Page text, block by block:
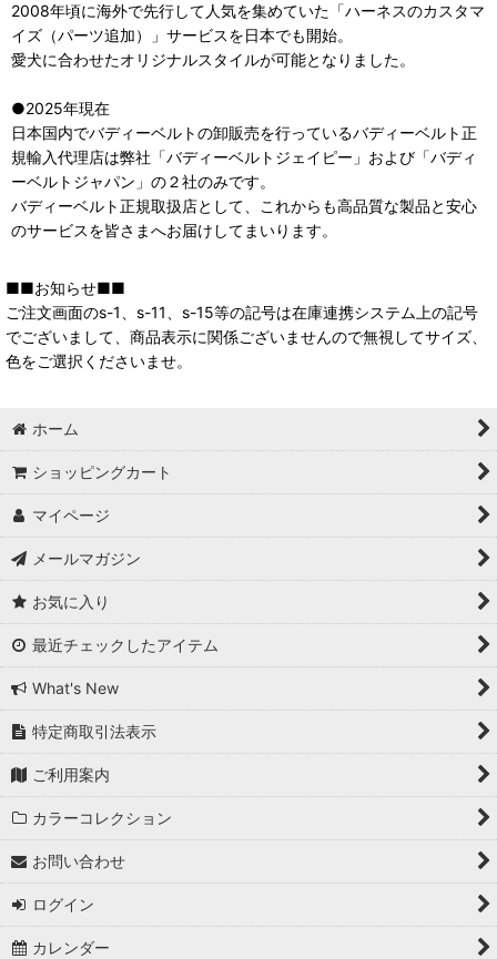
2008年頃に海外で先行して人気を集めていた「ハーネスのカスタマ
イズ（パーツ追加）」サービスを日本でも開始。
愛犬に合わせたオリジナルスタイルが可能となりました。
●2025年現在
日本国内でバディーベルトの卸販売を行っているバディーベルト正
規輸入代理店は弊社「バディーベルトジェイピー」および「バディ
ーベルトジャパン」の２社のみです。
バディーベルト正規取扱店として、これからも高品質な製品と安心
のサービスを皆さまへお届けしてまいります。
■■お知らせ■■
ご注文画面のs-1、s-11、s-15等の記号は在庫連携システム上の記号
でございまして、商品表示に関係ございませんので無視してサイズ、
色をご選択くださいませ。
ホーム
ショッピングカート
マイページ
メールマガジン
お気に入り
最近チェックしたアイテム
What's New
特定商取引法表示
ご利用案内
カラーコレクション
お問い合わせ
ログイン
カレンダー